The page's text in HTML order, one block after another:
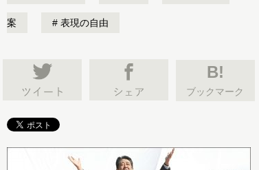
案 表現の自由
B!
ブックマーク